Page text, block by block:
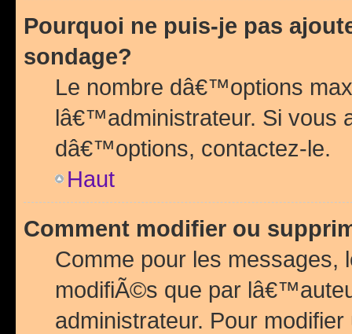
Pourquoi ne puis-je pas
sondage?
Le nombre dâ€™options
lâ€™administrateur. Si vous
dâ€™options, contactez-le.
Haut
Comment modifier ou
Comme pour les messages,
modifiÃ©s que par
administrateur. Pour